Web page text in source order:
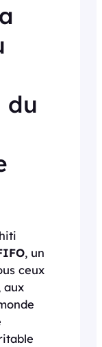
du
, un
ceux
aux